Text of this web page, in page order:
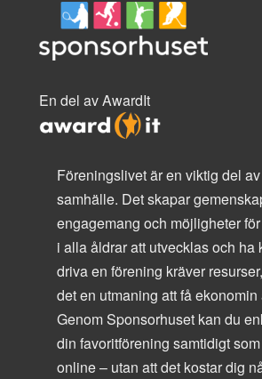
En del av AwardIt
Föreningslivet är en viktig del
samhälle. Det skapar
engagemang och möjligheter
i alla åldrar att utvecklas och ha
driva en förening kräver
det en utmaning att få ekonomin
Genom Sponsorhuset kan du
din favoritförening samtidigt
online – utan att det kostar dig